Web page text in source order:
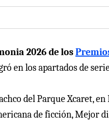
2026 de los
en los apartados de
del Parque Xcaret,
de ficción, Mejor